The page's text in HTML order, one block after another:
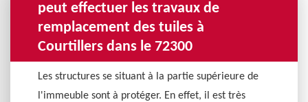
peut effectuer les travaux de
remplacement des tuiles à
Courtillers dans le 72300
Les structures se situant à la partie supérieure de
l'immeuble sont à protéger. En effet, il est très